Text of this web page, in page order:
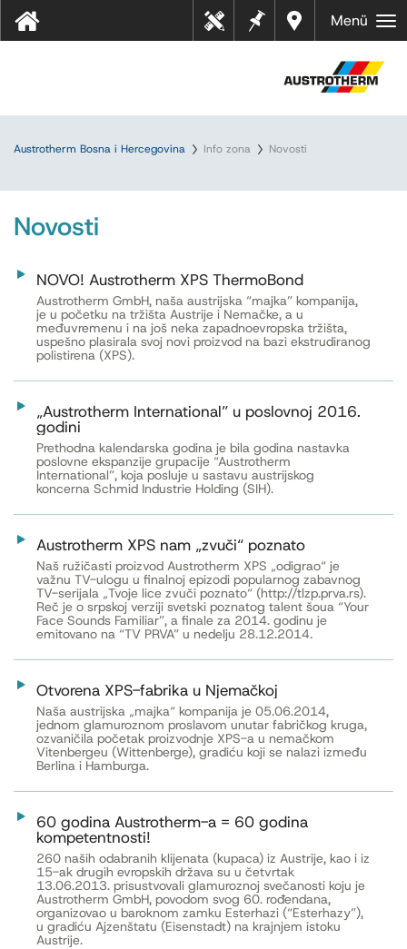
Dealer
s near
Bilješk
Tehn
ički
Menü
Austrotherm Bosna i Hercegovina Info zona Novosti
Novosti
NOVO! Austrotherm XPS ThermoBond
Austrotherm GmbH, naša austrijska “majka” kompanija,
je u početku na tržišta Austrije i Nemačke, a u
međuvremenu i na još neka zapadnoevropska tržišta,
uspešno plasirala svoj novi proizvod na bazi ekstrudiranog
polistirena (XPS).
„Austrotherm International” u poslovnoj 2016.
godini
Prethodna kalendarska godina je bila godina nastavka
poslovne ekspanzije grupacije “Austrotherm
International”, koja posluje u sastavu austrijskog
koncerna Schmid Industrie Holding (SIH).
Austrotherm XPS nam „zvuči“ poznato
Naš ružičasti proizvod Austrotherm XPS „odigrao“ je
važnu TV-ulogu u finalnoj epizodi popularnog zabavnog
TV-serijala „Tvoje lice zvuči poznato“ (http://tlzp.prva.rs).
Reč je o srpskoj verziji svetski poznatog talent šoua “Your
Face Sounds Familiar”, a finale za 2014. godinu je
emitovano na “TV PRVA” u nedelju 28.12.2014.
Otvorena XPS-fabrika u Njemačkoj
Naša austrijska „majka“ kompanija je 05.06.2014,
jednom glamuroznom proslavom unutar fabričkog kruga,
ozvaničila početak proizvodnje XPS-a u nemačkom
Vitenbergeu (Wittenberge), gradiću koji se nalazi između
Berlina i Hamburga.
60 godina Austrotherm-a = 60 godina
kompetentnosti!
260 naših odabranih klijenata (kupaca) iz Austrije, kao i iz
15-ak drugih evropskih država su u četvrtak
13.06.2013. prisustvovali glamuroznoj svečanosti koju je
Austrotherm GmbH, povodom svog 60. rođendana,
organizovao u baroknom zamku Esterhazi (“Esterhazy”),
u gradiću Ajzenštatu (Eisenstadt) na krajnjem istoku
Austrije.